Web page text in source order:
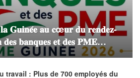
𝐆𝐮𝐢𝐧𝐞́𝐞 𝐚𝐮 𝐜œ𝐮𝐫 𝐝𝐮 𝐫𝐞𝐧𝐝𝐞𝐳-
𝐝𝐞𝐬 𝐛𝐚𝐧𝐪𝐮𝐞𝐬 𝐞𝐭 𝐝𝐞𝐬 𝐏𝐌𝐄…
travail : Plus de 700 employés du